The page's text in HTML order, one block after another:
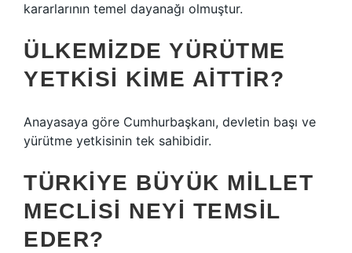
kararlarının temel dayanağı olmuştur.
ÜLKEMIZDE YÜRÜTME
YETKISI KIME AITTIR?
Anayasaya göre Cumhurbaşkanı, devletin başı ve
yürütme yetkisinin tek sahibidir.
TÜRKIYE BÜYÜK MILLET
MECLISI NEYI TEMSIL
EDER?